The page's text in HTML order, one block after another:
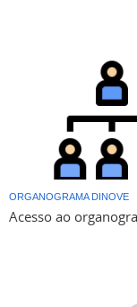
ORGANOGRAMA DINOVE
Acesso ao